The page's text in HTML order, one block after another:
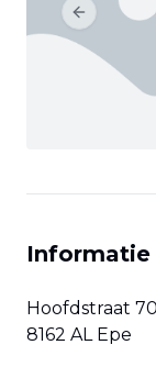
Previous
Informatie
Hoofdstraat 70
8162 AL Epe